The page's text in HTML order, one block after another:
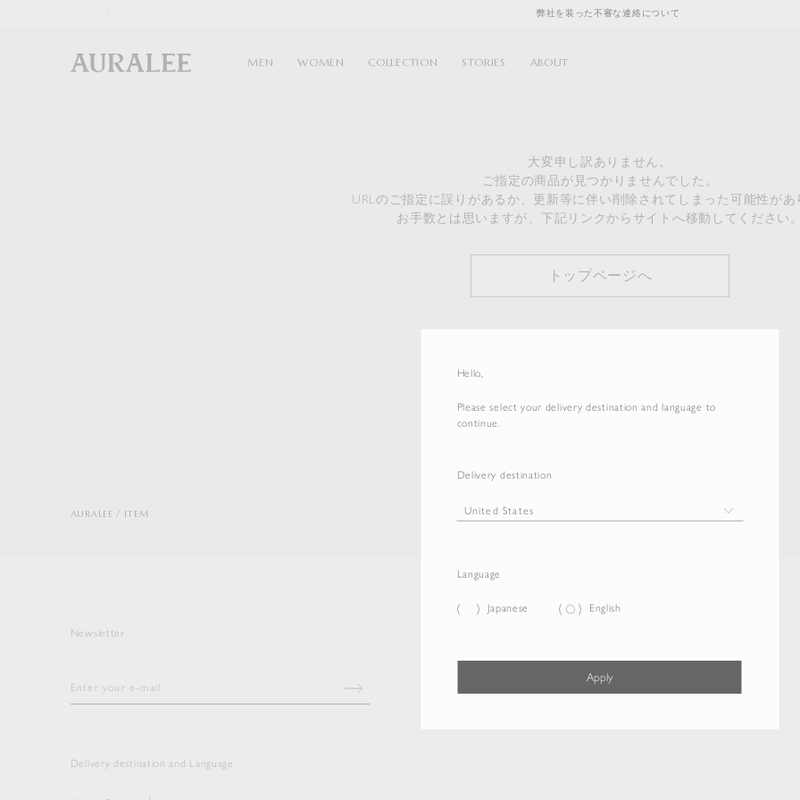
Hello,
Please select your delivery destination and language to
continue.
Delivery destination
Language
Japanese English
Apply
弊社を装った不審な連絡について
MEN WOMEN COLLECTION STORIES ABOUT
大変申し訳ありません。
ご指定の商品が見つかりませんでした。
URLのご指定に誤りがあるか、更新等に伴い削除されてしまった可能性があ
お手数とは思いますが、下記リンクからサイトへ移動してください。
トップページへ
AURALEE ITEM
Newsletter
Delivery destination and Language